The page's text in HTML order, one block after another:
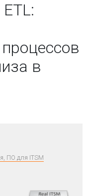
в
ПО для ITSM